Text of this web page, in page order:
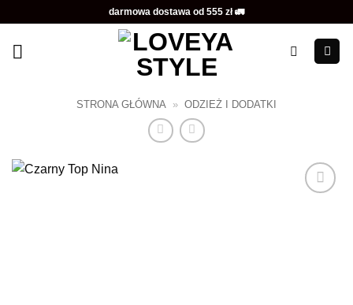
zawartości
darmowa dostawa od 555 zł 🚛
STRONA GŁÓWNA » ODZIEŻ I DODATKI